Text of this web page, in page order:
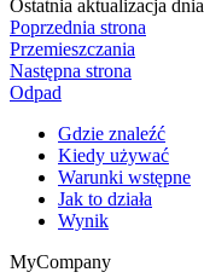
Ostatnia aktualizacja dnia
Poprzednia strona
Przemieszczania
Następna strona
Odpad
Gdzie znaleźć
Kiedy używać
Warunki wstępne
Jak to działa
Wynik
MyCompany